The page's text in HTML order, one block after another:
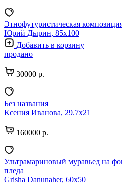
Этнофутуристическая
Юрий Дырин, 85х100
Добавить в корзину
продано
30000 р.
Без названия
Ксения Иванова, 29.7х21
160000 р.
Ультрамариновый муравьед на
пледа
Grisha Danunaher, 60х50